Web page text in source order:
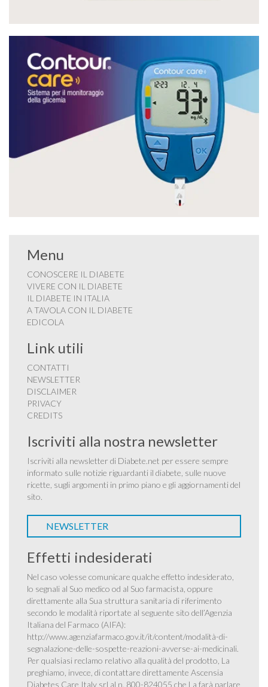
Menu
CONOSCERE IL DIABETE
VIVERE CON IL DIABETE
IL DIABETE IN ITALIA
A TAVOLA CON IL DIABETE
EDICOLA
Link utili
CONTATTI
NEWSLETTER
DISCLAIMER
PRIVACY
CREDITS
Iscriviti alla nostra newsletter
Iscriviti alla newsletter di Diabete.net per essere sempre
informato sulle notizie riguardanti il diabete, sulle nuove
ricette, sugli argomenti in primo piano e gli aggiornamenti del
sito.
NEWSLETTER
Effetti indesiderati
Nel caso volesse comunicare qualche effetto indesiderato,
lo segnali al Suo medico od al Suo farmacista, oppure
direttamente alla Sua struttura sanitaria di riferimento
secondo le modalità riportate al seguente sito dell’Agenzia
Italiana del Farmaco (AIFA):
http://www.agenziafarmaco.gov.it/it/content/modalità-di-
segnalazione-delle-sospette-reazioni-avverse-ai-medicinali.
Per qualsiasi reclamo relativo alla qualità del prodotto, La
preghiamo, invece, di contattare direttamente Ascensia
Diabetes Care Italy srl al n. 800-824055 che La farà parlare